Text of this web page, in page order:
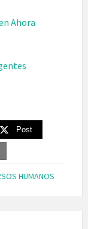
Ahora
Post
HUMANOS